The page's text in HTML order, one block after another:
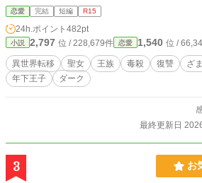
る。 “聖女は子を産んではならない”という王家の
的思惑を。 ――これは、娘を奪われた聖女が、王家を静かに崩壊へ導いていく
物語。
恋愛 完結 短編 R15
24h.ポイント 482pt
小説 2,797 位 / 228,679件 恋愛 1,540 位 /
異世界転移 聖女 王族 毒殺 復讐 ざ
年下王子
ダーク
最終更新日
3 お